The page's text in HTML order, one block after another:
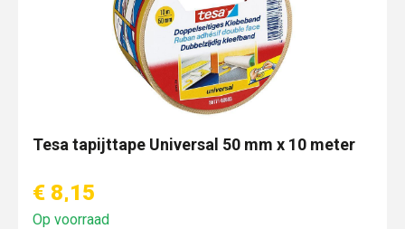
Tesa tapijttape Universal 50 mm x 10 meter
€ 8,15
Op voorraad